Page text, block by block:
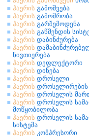
ჰაერის გამოშვება
ჰაერის გამოშრობა
ჰაერის გარშემოდენა
ჰაერის გაწმენდის
ჰაერის დაბინძურება
ჰაერის
ნივთიერება
ჰაერის დეფლექტორი
ჰაერის დინება
ჰაერის დროსელი
ჰაერის დროსელირების
ჰაერის დროსელის
ჰაერის დროსელის
მოწყობილობა
ჰაერის დროსელის
სისტემა
ჰაერის კომპრესორი